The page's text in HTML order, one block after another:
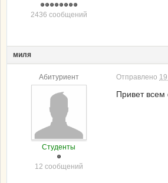
2436 сообщений
миля
Абитуриент
Студенты
12 сообщений
Отправлено
Привет всем